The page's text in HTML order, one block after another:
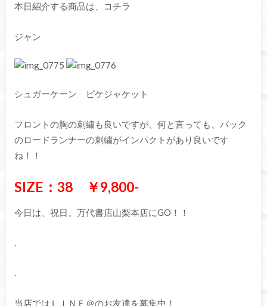
本日紹介する商品は、コチラ
ジャン
シュガーケーン ピケジャケット
フロントの胸の刺繍も良いですが、何と言っても、バック
のロードランナーの刺繍がインパクトがあり良いです
ね！！
SIZE：38 ￥9,800-
今日は、祝日。万代書店山梨本店にGO！！
.
当店ではＬＩＮＥ＠のお友達を募集中！